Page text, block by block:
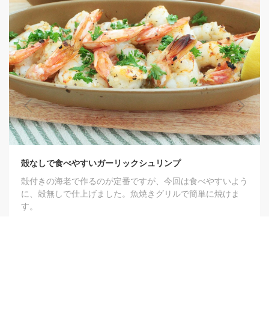
殻なしで食べやすいガーリックシュリンプ
殻付きの海老で作るのが定番ですが、今回は食べやすいよう
に、殻無しで仕上げました。魚焼きグリルで簡単に焼けま
す。